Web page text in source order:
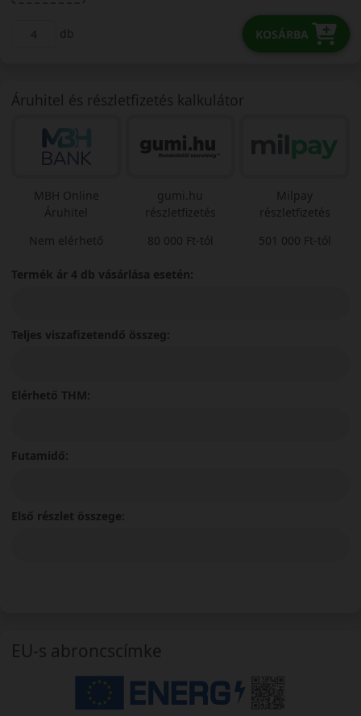
db KOSÁRBA
Áruhitel és részletfizetés kalkulátor
MBH Online
Áruhitel
Nem elérhető
gumi.hu
részletfizetés
80 000 Ft-tól
Milpay
részletfizetés
501 000 Ft-tól
Termék ár 4 db vásárlása esetén:
Teljes viszafizetendő összeg:
Elérhető THM:
Futamidő:
Első részlet összege:
EU-s abroncscímke